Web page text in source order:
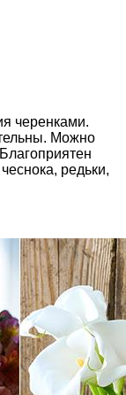
черенками.
Можно
редьки,